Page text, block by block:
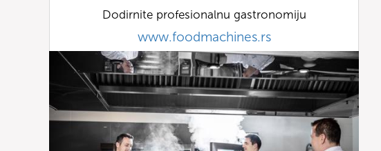
Dodirnite profesionalnu gastronomiju
www.foodmachines.rs